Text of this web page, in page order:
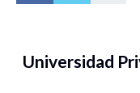
Universidad